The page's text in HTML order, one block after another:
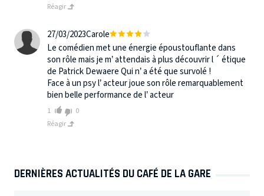
Réagir
27/03/2023Carole
Le comédien met une énergie époustouflante dans
son rôle mais je m’ attendais à plus découvrir l ´ étique
de Patrick Dewaere Qui n’ a été que survolé !
Face à un psy l’ acteur joue son rôle remarquablement
bien belle performance de l’ acteur
1
0
Réagir
DERNIÈRES ACTUALITÉS DU CAFÉ DE LA GARE